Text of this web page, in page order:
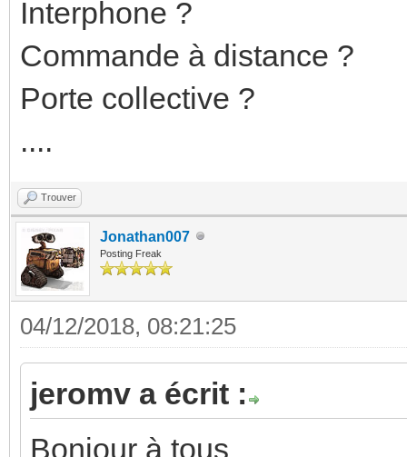
Interphone ?
Commande à distance ?
Porte collective ?
....
Trouver
Jonathan007
Posting Freak
04/12/2018, 08:21:25
jeromv a écrit :
Bonjour à tous